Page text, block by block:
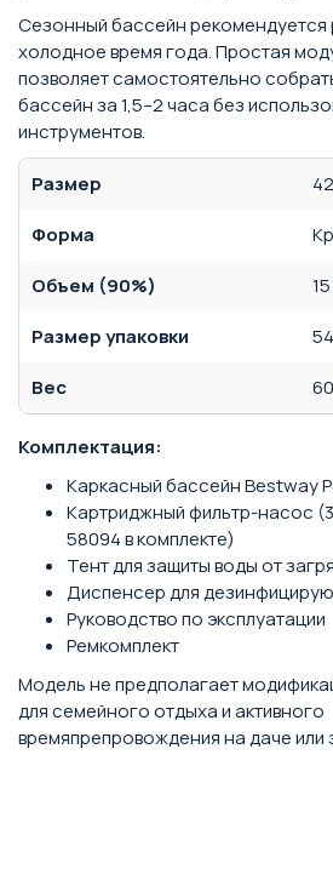
Сезонный бассейн рекомендуется
холодное время года. Простая
позволяет самостоятельно
бассейн за 1,5–2 часа без
инструментов.
Размер
Форма
Объем (90%)
Размер упаковки
Вес
Комплектация:
Каркасный бассейн Bestway
Картриджный фильтр-насос
58094 в комплекте)
Тент для защиты воды от
Диспенсер для
Руководство по эксплуатации
Ремкомплект
Модель не предполагает
для семейного отдыха и активного
времяпрепровождения на даче или